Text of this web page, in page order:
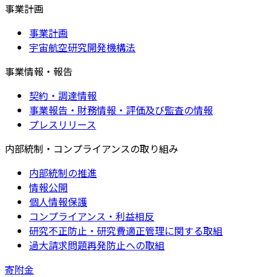
事業計画
事業計画
宇宙航空研究開発機構法
事業情報・報告
契約・調達情報
事業報告・財務情報・評価及び監査の情報
プレスリリース
内部統制・コンプライアンスの取り組み
内部統制の推進
情報公開
個人情報保護
コンプライアンス・利益相反
研究不正防止・研究費適正管理に関する取組
過大請求問題再発防止への取組
寄附金